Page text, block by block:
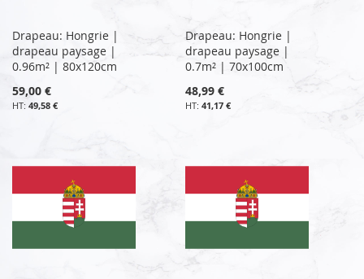
Drapeau: Hongrie |
drapeau paysage |
0.96m² | 80x120cm
59,00 €
49,58 €
Drapeau: Hongrie |
drapeau paysage |
0.7m² | 70x100cm
48,99 €
41,17 €